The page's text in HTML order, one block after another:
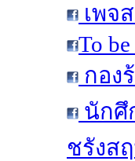
เพจ
To
กอง
นักศึ
ชรังส